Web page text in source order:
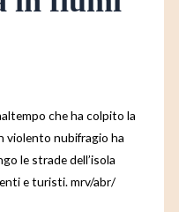
che ha colpito la
violento nubifragio ha
le strade dell’isola
e turisti. mrv/abr/